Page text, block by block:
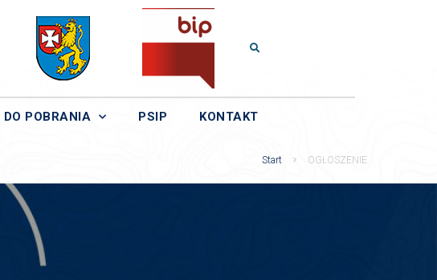
DO POBRANIA PSIP KONTAKT
Start OGŁOSZENIE